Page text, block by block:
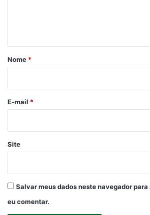
r
*
Nome *
E-mail *
Site
Salvar meus dados neste navegador
eu comentar.